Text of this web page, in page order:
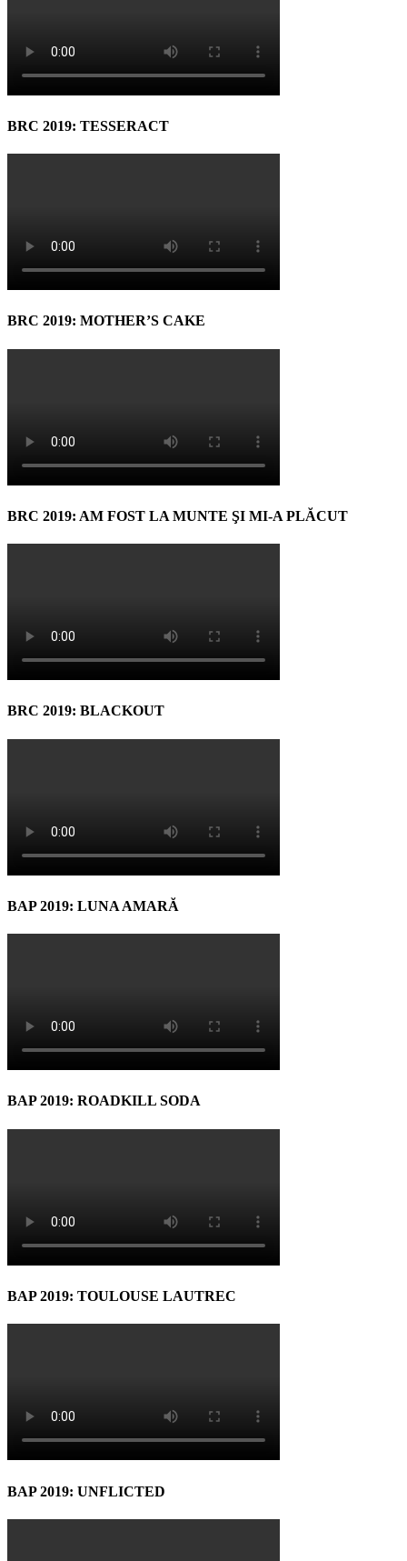
BRC 2019: TESSERACT
BRC 2019: MOTHER’S CAKE
BRC 2019: AM FOST LA MUNTE ŞI MI-A PLĂCUT
BRC 2019: BLACKOUT
BAP 2019: LUNA AMARĂ
BAP 2019: ROADKILL SODA
BAP 2019: TOULOUSE LAUTREC
BAP 2019: UNFLICTED